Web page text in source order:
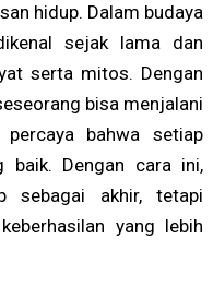
hidup. Dalam budaya
sejak lama dan
serta mitos. Dengan
bisa menjalani
bahwa setiap
baik. Dengan cara ini,
sebagai akhir, tetapi
yang lebih